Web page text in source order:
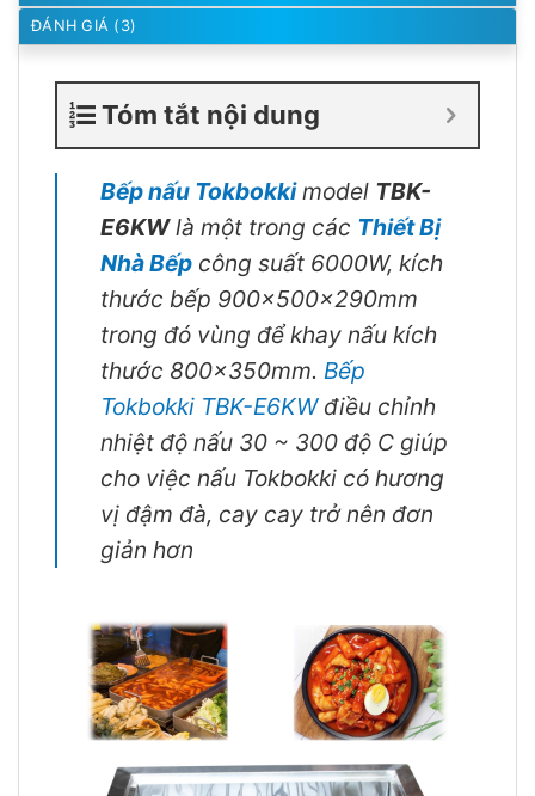
ĐÁNH GIÁ (3)
Tóm tắt nội dung
Bếp nấu Tokbokkimodel TBK-
E6KWlà một trong các Thiết Bị
Nhà Bếp công suất 6000W, kích
thước bếp 900x500x290mm
trong đó vùng để khay nấu kích
thước 800x350mm. Bếp
Tokbokki TBK-E6KWđiều chỉnh
nhiệt độ nấu 30 ~ 300 độ C giúp
cho việc nấu Tokbokki có hương
vị đậm đà, cay cay trở nên đơn
giản hơn